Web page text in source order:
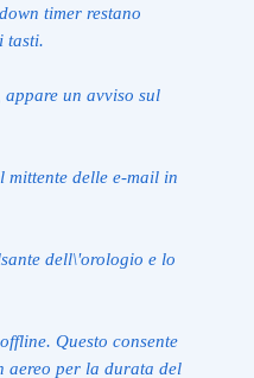
timer restano
tasti.
un avviso sul
mittente delle e-mail in
dell\'orologio e lo
Questo consente
aereo per la durata del